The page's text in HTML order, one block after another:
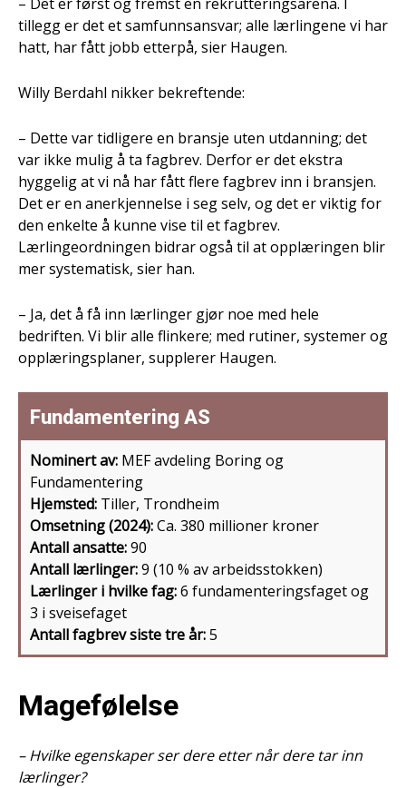
tillegg er det et samfunnsansvar; alle lærlingene vi har
hatt, har fått jobb etterpå, sier Haugen.
Willy Berdahl nikker bekreftende:
– Dette var tidligere en bransje uten utdanning; det
var ikke mulig å ta fagbrev. Derfor er det ekstra
hyggelig at vi nå har fått flere fagbrev inn i bransjen.
Det er en anerkjennelse i seg selv, og det er viktig for
den enkelte å kunne vise til et fagbrev.
Lærlingeordningen bidrar også til at opplæringen blir
mer systematisk, sier han.
– Ja, det å få inn lærlinger gjør noe med hele
bedriften. Vi blir alle flinkere; med rutiner, systemer og
opplæringsplaner, supplerer Haugen.
Fundamentering AS
Nominert av: MEF avdeling Boring og
Fundamentering
Hjemsted: Tiller, Trondheim
Omsetning (2024):Ca. 380 millioner kroner
Antall ansatte:90
Antall lærlinger:9 (10 % av arbeidsstokken)
Lærlinger i hvilke fag:6 fundamenteringsfaget og
3 i sveisefaget
Antall fagbrev siste tre år:5
Magefølelse
– Hvilke egenskaper ser dere etter når dere tar inn
lærlinger?